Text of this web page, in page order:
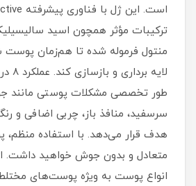
ترکیبات مؤثر همچون اسید
منتول فرموله شده تا هم‌زمان پوست
طور تخصصی مشکلات پوستی مانند
سرسفید، منافذ باز، چربی اضافی و
هدف قرار می‌دهد. با استفاده منظم،
متعادل و بدون جوش خواهید داشت.
انواع پوست به‌ ویژه پوست‌های